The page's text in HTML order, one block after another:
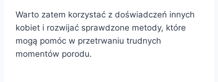
Warto zatem korzystać z doświadczeń innych
kobiet i rozwijać sprawdzone metody, które
mogą pomóc w przetrwaniu trudnych
momentów porodu.